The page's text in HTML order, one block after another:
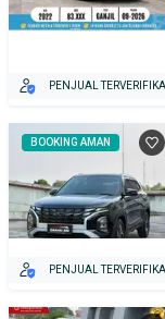
PENJUAL
BOOKING AMAN
PENJUAL